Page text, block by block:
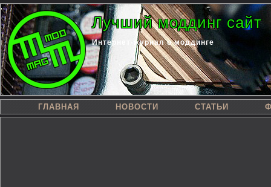
Лучший моддинг сайт
Интернет-журнал о моддинге
ГЛАВНАЯ НОВОСТИ СТАТЬИ